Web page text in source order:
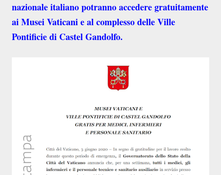
nazionale italiano potranno accedere gratuitamente
ai Musei Vaticani e al complesso delle Ville
Pontificie di Castel Gandolfo.